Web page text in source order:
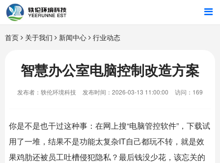
首页
行业解决方案
智能硬件
关于我们
首页 关于我们 新闻中心 行业动态
智慧办公室电脑控制改造方案
发布者：轶伦环境科技 发布时间：2026-03-13 11:00:00 访问：169
你是不是也干过这种事：在网上搜“电脑管控软件”，下载试
用了一堆，结果不是功能太复杂IT自己都玩不转，就是效
果鸡肋还被员工吐槽侵犯隐私？最后钱没少花，该忘关的